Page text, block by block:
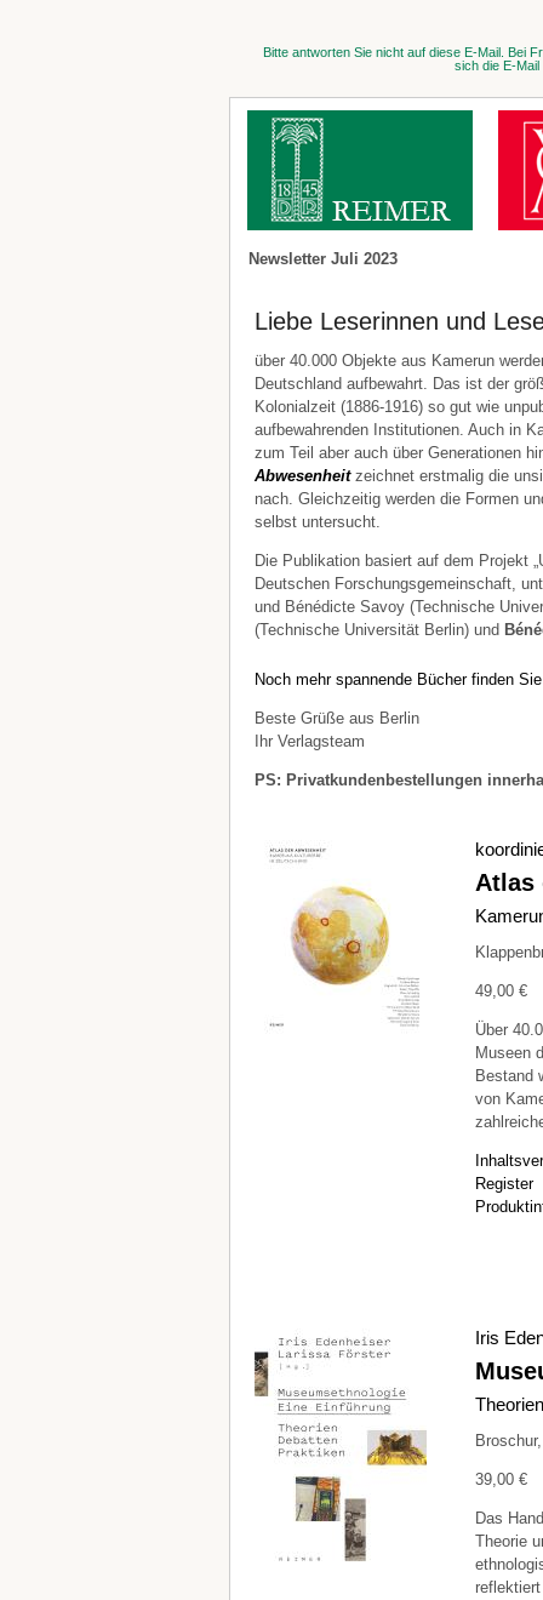
Bitte antworten Sie nicht auf diese E-Mail. Bei
sich die E-
Newsletter Juli 2023
Liebe Leserinnen und
über 40.000 Objekte aus Kamerun
Deutschland aufbewahrt. Das ist der
Kolonialzeit (1886-1916) so gut wie
aufbewahrenden Institutionen. Auch in
zum Teil aber auch über Generationen
Abwesenheitzeichnet erstmalig die
nach. Gleichzeitig werden die Formen
selbst untersucht.
Die Publikation basiert auf dem Projekt
Deutschen Forschungsgemeinschaft,
und Bénédicte Savoy (Technische
(Technische Universität Berlin) und
Noch mehr spannende Bücher finden
Beste Grüße aus Berlin
Ihr Verlagsteam
PS: Privatkundenbestellungen
Atlas
49,00 €
Über
Museen
Bestand
von
Register
Iris
39,00 €
Das
Theorie